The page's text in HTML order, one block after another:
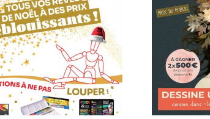
Concours de dessin
#FEMMESFLEURS